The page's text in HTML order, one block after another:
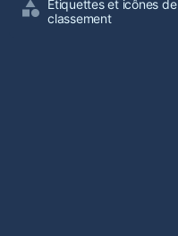
Étiquettes et icônes de
classement